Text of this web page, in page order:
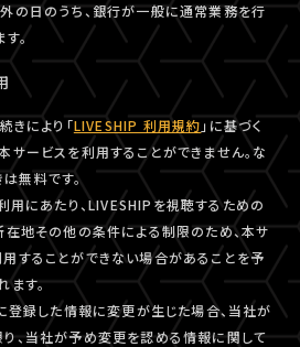
の日のうち、銀行が一般に通常業務を行
。
きにより「LIVESHIP 利用規約 」に基づく
サービスを利用することができません。な
無料です。
用にあたり、LIVESHIPを視聴するための
在地その他の条件による制限のため、本サ
することができない場合があることを予
ます。
登録した情報に変更が生じた場合、当社が
、当社が予め変更を認める情報に関して